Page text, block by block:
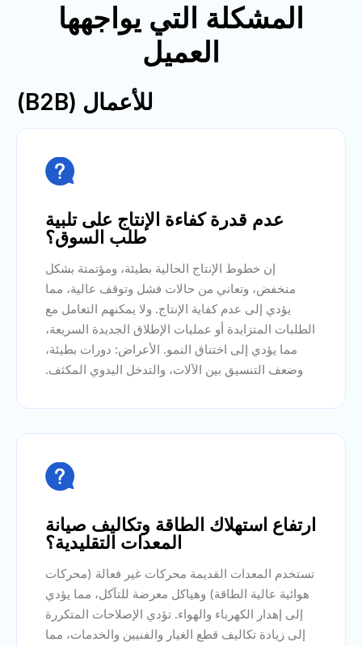
المشكلة التي يواجهها
العميل
للأعمال (B2B)

عدم قدرة كفاءة الإنتاج على تلبية
طلب السوق؟
إن خطوط الإنتاج الحالية بطيئة، ومؤتمتة بشكل
منخفض، وتعاني من حالات فشل وتوقف عالية، مما
يؤدي إلى عدم كفاية الإنتاج. ولا يمكنهم التعامل مع
الطلبات المتزايدة أو عمليات الإطلاق الجديدة السريعة،
مما يؤدي إلى اختناق النمو. الأعراض: دورات بطيئة،
وضعف التنسيق بين الآلات، والتدخل اليدوي المكثف.

ارتفاع استهلاك الطاقة وتكاليف صيانة
المعدات التقليدية؟
تستخدم المعدات القديمة محركات غير فعالة (محركات
هوائية عالية الطاقة) وهياكل معرضة للتآكل، مما يؤدي
إلى إهدار الكهرباء والهواء. تؤدي الإصلاحات المتكررة
إلى زيادة تكاليف قطع الغيار والفنيين والخدمات، مما